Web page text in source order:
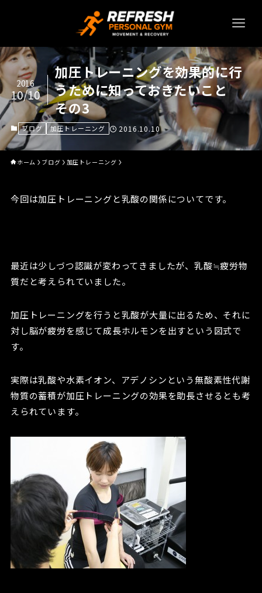
加圧トレーニングを効果的に行
うために知っておきたいこと
その3
2016
10/10
ブログ 加圧トレーニング 2016.10.10
ホーム ブログ 加圧トレーニング
今回は加圧トレーニングと乳酸の関係についてです。
最近は少しづつ認識が変わってきましたが、乳酸≒疲労物
質だと考えられていました。
加圧トレーニングを行うと乳酸が大量に出るため、それに
対し脳が疲労を感じて成長ホルモンを出すという図式で
す。
実際は乳酸や水素イオン、アデノシンという無酸素性代謝
物質の蓄積が加圧トレーニングの効果を助長させるとも考
えられています。